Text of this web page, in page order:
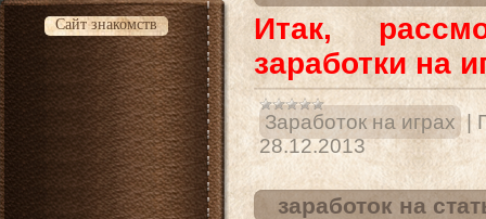
Сайт знакомств
Итак,
заработки на
Заработок на играх |
28.12.2013
заработок на